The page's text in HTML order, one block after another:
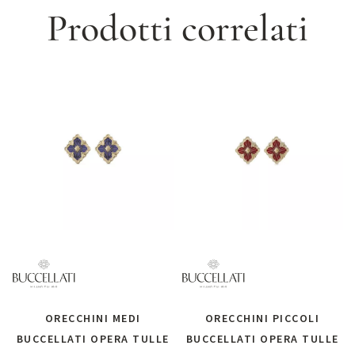
Prodotti correlati
ORECCHINI MEDI
BUCCELLATI OPERA TULLE
ORECCHINI PICCOLI
BUCCELLATI OPERA TULLE